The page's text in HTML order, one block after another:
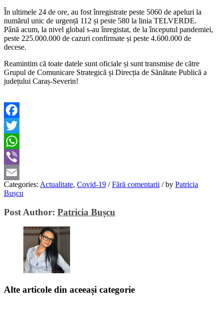
În ultimele 24 de ore, au fost înregistrate peste 5060 de apeluri la
numărul unic de urgență 112 și peste 580 la linia TELVERDE.
Până acum, la nivel global s-au înregistat, de la începutul pandemiei,
peste 225.000.000 de cazuri confirmate și peste 4.600.000 de
decese.
Reamintim că toate datele sunt oficiale și sunt transmise de către
Grupul de Comunicare Strategică și Direcția de Sănătate Publică a
județului Caraș-Severin!
Facebook
Twitter
WhatsApp
Viber
Email
Categories: Actualitate, Covid-19 / Fără comentarii /by Patricia
Bușcu
Post Author: Patricia Bușcu
Alte articole din aceeași categorie